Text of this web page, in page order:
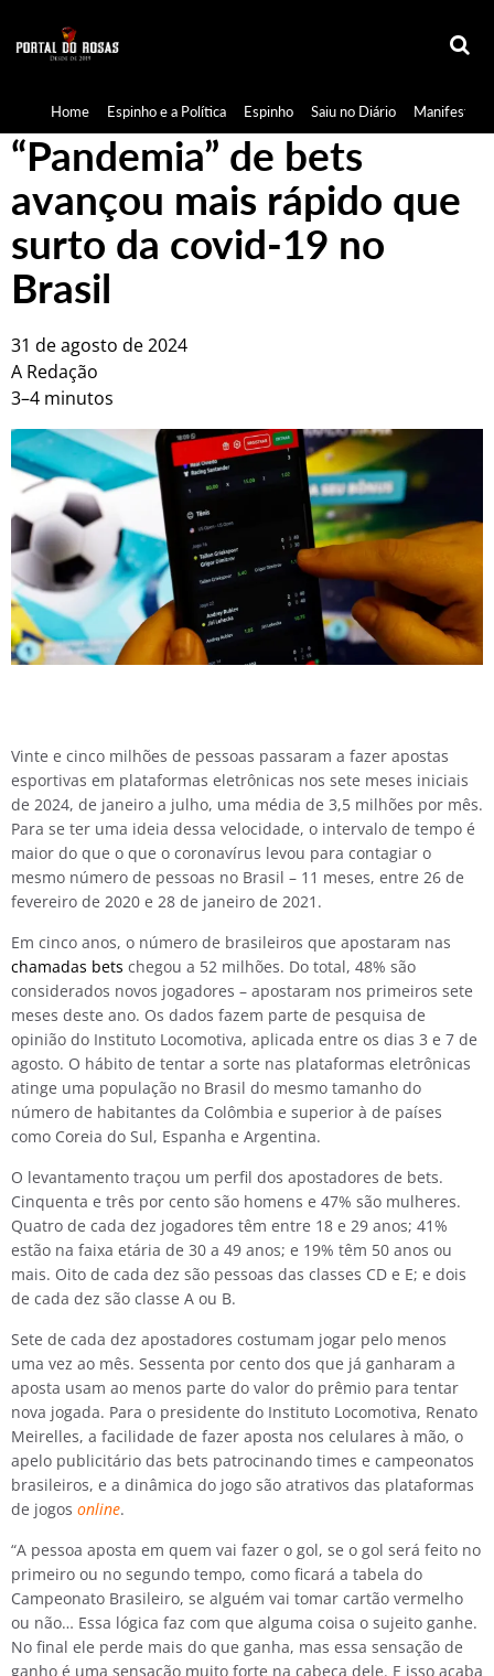
Home Espinho e a Política Espinho Saiu no Diário
“Pandemia” de bets
avançou mais rápido que
surto da covid-19 no
Brasil
31 de agosto de 2024
A Redação
3–4 minutos
Vinte e cinco milhões de pessoas passaram a fazer apostas
esportivas em plataformas eletrônicas nos sete meses iniciais
de 2024, de janeiro a julho, uma média de 3,5 milhões por mês.
Para se ter uma ideia dessa velocidade, o intervalo de tempo é
maior do que o que o coronavírus levou para contagiar o
mesmo número de pessoas no Brasil – 11 meses, entre 26 de
fevereiro de 2020 e 28 de janeiro de 2021.
Em cinco anos, o número de brasileiros que apostaram nas
chamadas bets chegou a 52 milhões. Do total, 48% são
considerados novos jogadores – apostaram nos primeiros sete
meses deste ano. Os dados fazem parte de pesquisa de
opinião do Instituto Locomotiva, aplicada entre os dias 3 e 7 de
agosto. O hábito de tentar a sorte nas plataformas eletrônicas
atinge uma população no Brasil do mesmo tamanho do
número de habitantes da Colômbia e superior à de países
como Coreia do Sul, Espanha e Argentina.
O levantamento traçou um perfil dos apostadores de bets.
Cinquenta e três por cento são homens e 47% são mulheres.
Quatro de cada dez jogadores têm entre 18 e 29 anos; 41%
estão na faixa etária de 30 a 49 anos; e 19% têm 50 anos ou
mais. Oito de cada dez são pessoas das classes CD e E; e dois
de cada dez são classe A ou B.
Sete de cada dez apostadores costumam jogar pelo menos
uma vez ao mês. Sessenta por cento dos que já ganharam a
aposta usam ao menos parte do valor do prêmio para tentar
nova jogada. Para o presidente do Instituto Locomotiva, Renato
Meirelles, a facilidade de fazer aposta nos celulares à mão, o
apelo publicitário das bets patrocinando times e campeonatos
brasileiros, e a dinâmica do jogo são atrativos das plataformas
de jogos online.
“A pessoa aposta em quem vai fazer o gol, se o gol será feito no
primeiro ou no segundo tempo, como ficará a tabela do
Campeonato Brasileiro, se alguém vai tomar cartão vermelho
ou não… Essa lógica faz com que alguma coisa o sujeito ganhe.
No final ele perde mais do que ganha, mas essa sensação de
ganho é uma sensação muito forte na cabeça dele. E isso acaba